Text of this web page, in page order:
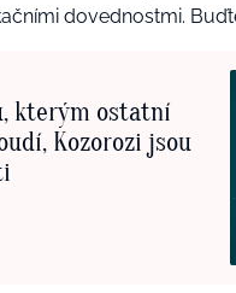
dovednostmi.
kterým ostatní
Kozorozi jsou